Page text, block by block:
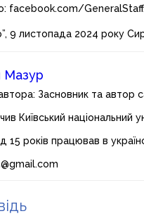
facebook.com/
9 листопада 2024 року
Мазур
Засновник та автор
Київський національний
15 років працював в